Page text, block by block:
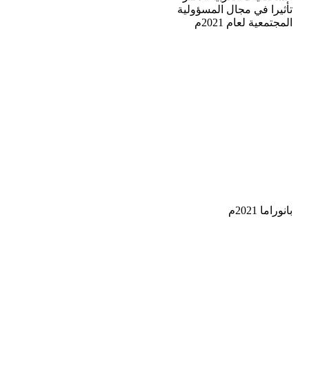
تأثيرا في مجال المسؤولية
المجتمعية لعام 2021م
بانوراما 2021م